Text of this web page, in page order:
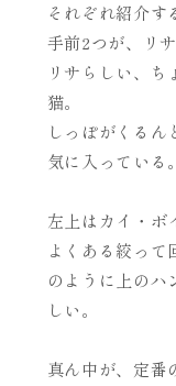
それぞれ紹介す
手前2つが、リ
リサらしい、
猫。
しっぽがくる
気に入っている。
左上はカイ・ボ
よくある絞っ
のように上のハ
しい。
真ん中が、定番